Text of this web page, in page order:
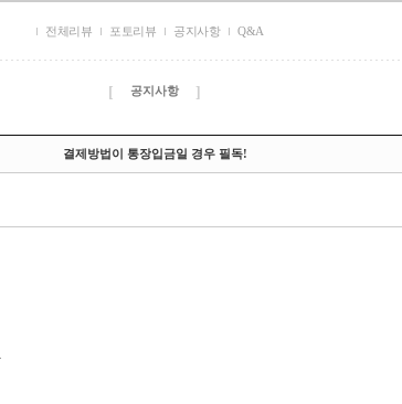
전체리뷰 포토리뷰 공지사항 Q&A
[ 공지사항 ]
결제방법이 통장입금일 경우 필독!